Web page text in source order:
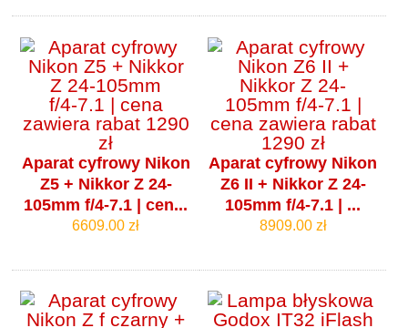
Aparat cyfrowy Nikon
Z5 + Nikkor Z 24-
105mm f/4‑7.1 | cen...
6609.00 zł
Aparat cyfrowy Nikon
Z6 II + Nikkor Z 24-
105mm f/4‑7.1 | ...
8909.00 zł